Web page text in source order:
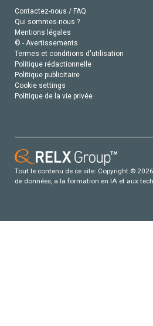
Contactez-nous / FAQ
Qui sommes-nous ?
Mentions légales
© - Avertissements
Termes et conditions d'utilisation
Politique rédactionnelle
Politique publicitaire
Cookie settings
Politique de la vie privée
Tout le contenu de ce site: Copyright ©
de données, a la formation en IA et aux